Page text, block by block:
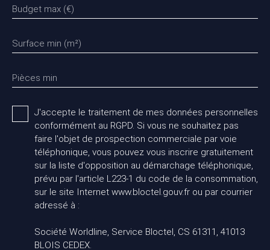
Budget max (€)
Surface min (m²)
Pièces min
J'accepte le traitement de mes données personnelles
conformément au RGPD. Si vous ne souhaitez pas
faire l'objet de prospection commerciale par voie
téléphonique, vous pouvez vous inscrire gratuitement
sur la liste d'opposition au démarchage téléphonique,
prévu par l'article L223-1 du code de la consommation,
sur le site Internet www.bloctel.gouv.fr ou par courrier
adressé à :
Société Worldline, Service Bloctel, CS 61311, 41013
BLOIS CEDEX.